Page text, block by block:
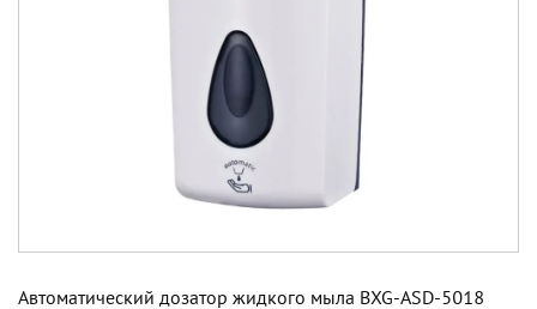
Автоматический дозатор жидкого мыла BXG-ASD-5018